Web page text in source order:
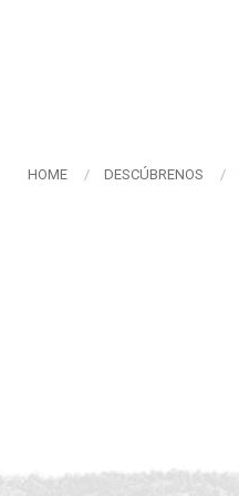
HOME DESCÚBRENOS